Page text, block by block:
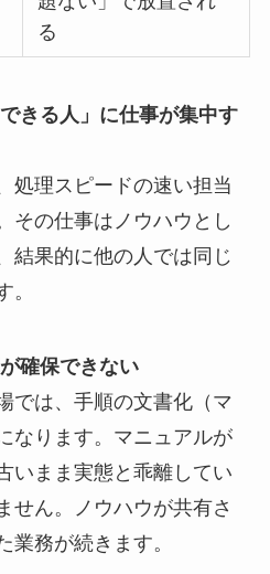
る
きる人」に仕事が集中す
処理スピードの速い担当
その仕事はノウハウとし
結果的に他の人では同じ
。
確保できない
では、手順の文書化（マ
なります。マニュアルが
いまま実態と乖離してい
せん。ノウハウが共有さ
業務が続きます。